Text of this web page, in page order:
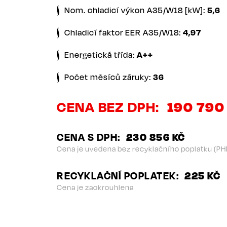
Nom. chladicí výkon A35/W18 [kW]: 5,6
Chladicí faktor EER A35/W18: 4,97
Energetická třída:A++
Počet měsíců záruky: 36
CENA BEZ DPH 190 790
CENA S DPH 230 856 KČ
Cena je uvedena bez recyklačního poplatku
RECYKLAČNÍ POPLATEK 225 KČ
Cena je zaokrouhlena